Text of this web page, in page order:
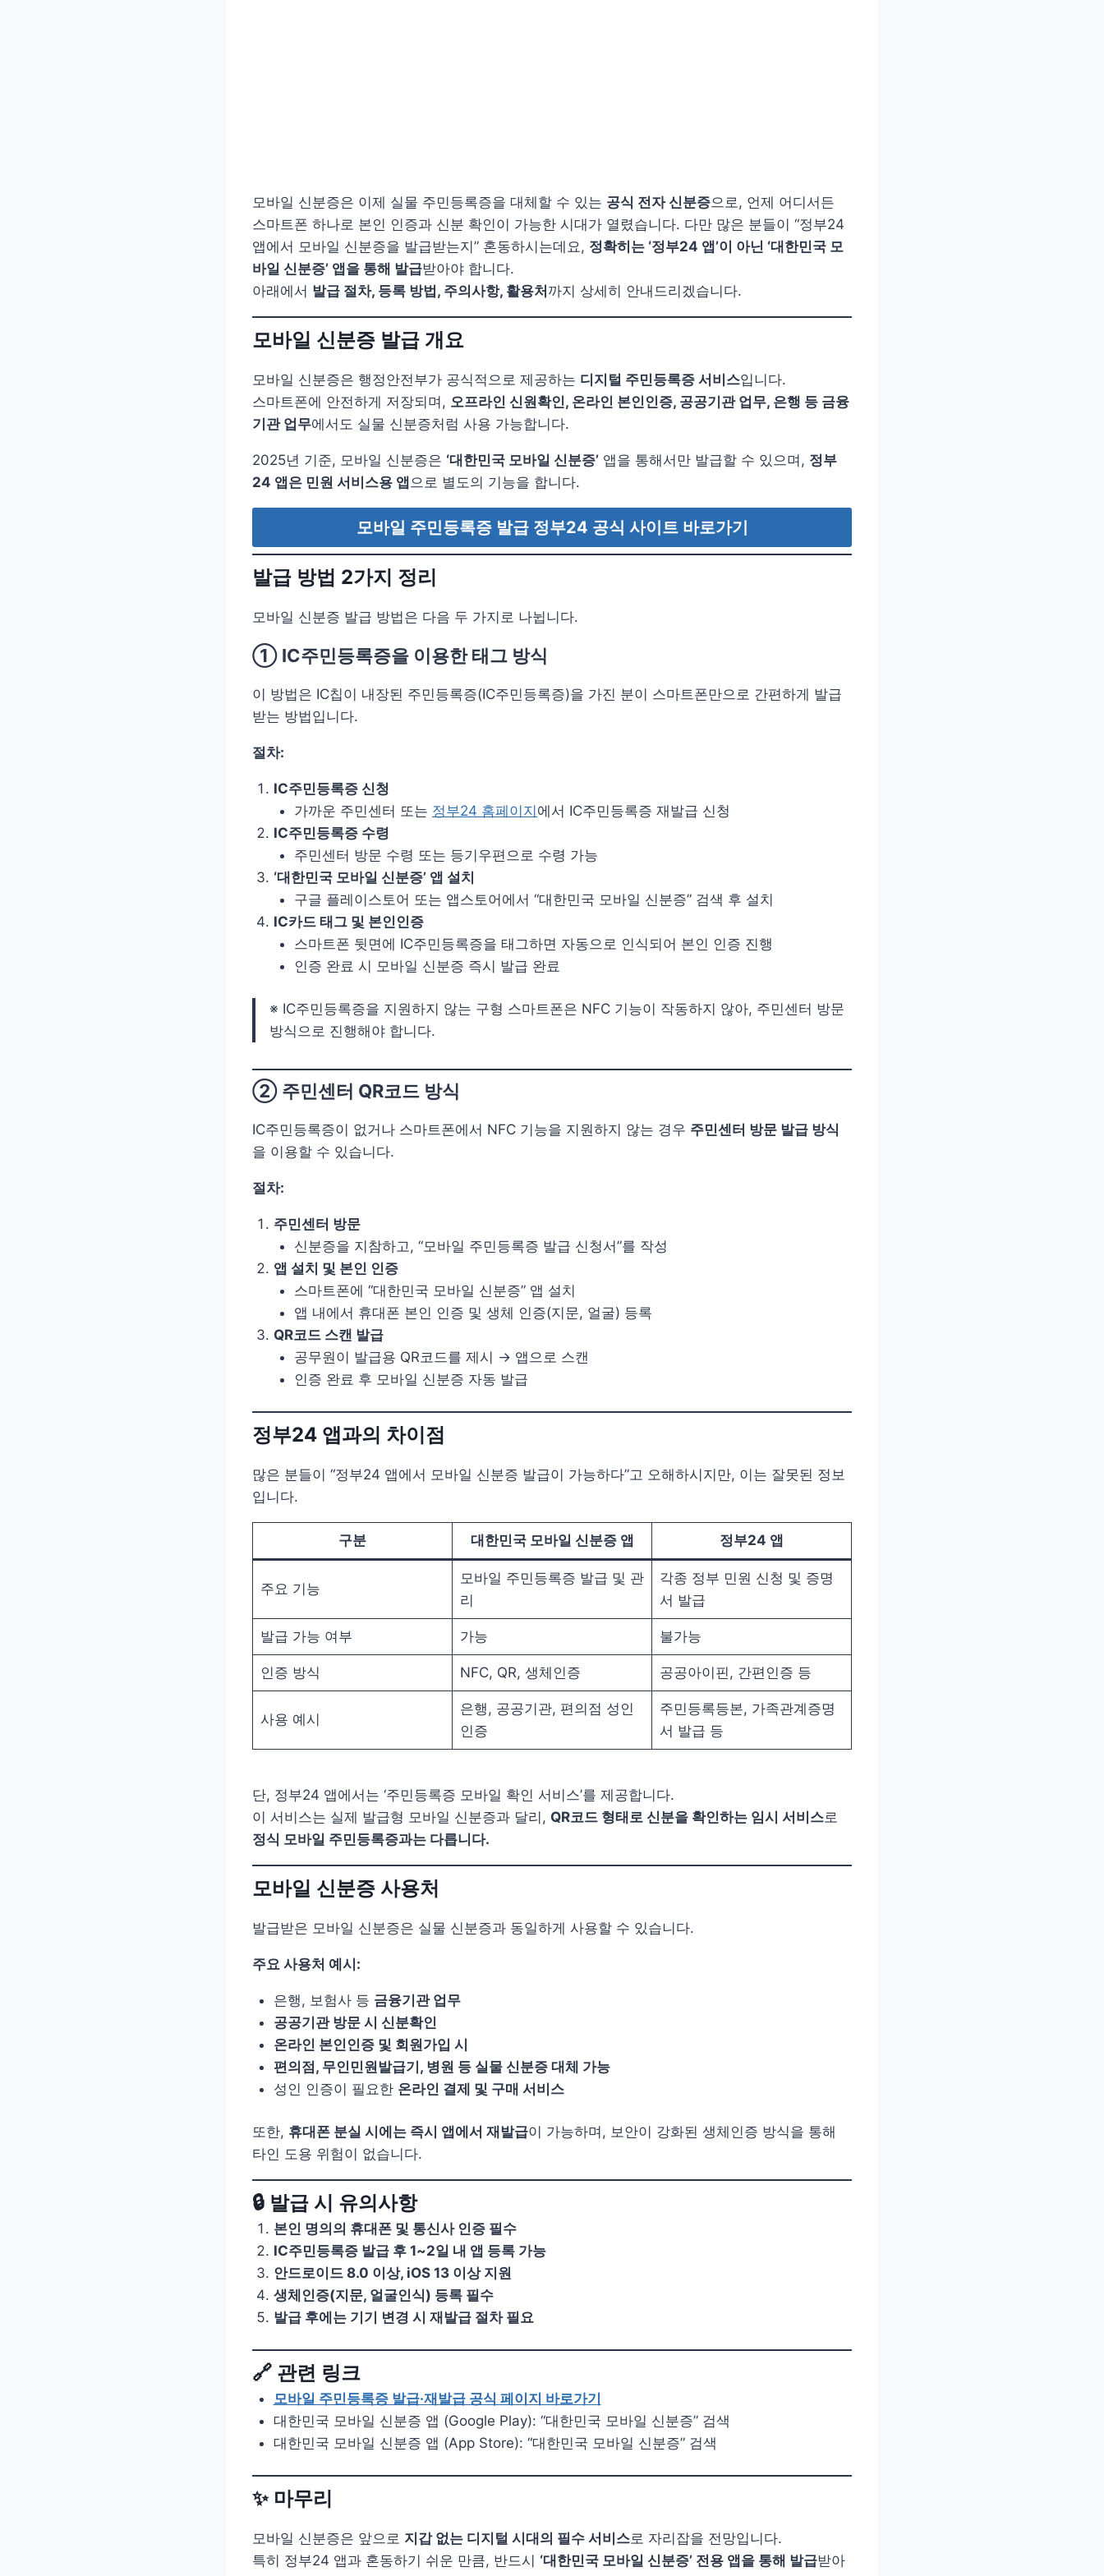
모바일 신분증은 이제 실물 주민등록증을 대체할 수 있는 공식 전자 신분증으로, 언제 어디서든
스마트폰 하나로 본인 인증과 신분 확인이 가능한 시대가 열렸습니다. 다만 많은 분들이 “정부24
앱에서 모바일 신분증을 발급받는지” 혼동하시는데요, 정확히는 ‘정부24 앱’이 아닌 ‘대한민국 모
바일 신분증’ 앱을 통해 발급받아야 합니다.
아래에서 발급 절차, 등록 방법, 주의사항, 활용처 까지 상세히 안내드리겠습니다.
모바일 신분증 발급 개요
모바일 신분증은 행정안전부가 공식적으로 제공하는 디지털 주민등록증 서비스입니다.
스마트폰에 안전하게 저장되며, 오프라인 신원확인, 온라인 본인인증, 공공기관 업무, 은행 등 금융
기관 업무에서도 실물 신분증처럼 사용 가능합니다.
2025년 기준, 모바일 신분증은 ‘대한민국 모바일 신분증’ 앱을 통해서만 발급할 수 있으며, 정부
24 앱은 민원 서비스용 앱으로 별도의 기능을 합니다.
모바일 주민등록증 발급 정부24 공식 사이트 바로가기
발급 방법 2가지 정리
모바일 신분증 발급 방법은 다음 두 가지로 나뉩니다.
① IC주민등록증을 이용한 태그 방식
이 방법은 IC칩이 내장된 주민등록증(IC주민등록증)을 가진 분이 스마트폰만으로 간편하게 발급
받는 방법입니다.
절차:
IC주민등록증 신청
가까운 주민센터 또는 정부24 홈페이지에서 IC주민등록증 재발급 신청
IC주민등록증 수령
주민센터 방문 수령 또는 등기우편으로 수령 가능
‘대한민국 모바일 신분증’ 앱 설치
구글 플레이스토어 또는 앱스토어에서 “대한민국 모바일 신분증” 검색 후 설치
IC카드 태그 및 본인인증
스마트폰 뒷면에 IC주민등록증을 태그하면 자동으로 인식되어 본인 인증 진행
인증 완료 시 모바일 신분증 즉시 발급 완료
※ IC주민등록증을 지원하지 않는 구형 스마트폰은 NFC 기능이 작동하지 않아, 주민센터 방문
방식으로 진행해야 합니다.
② 주민센터 QR코드 방식
IC주민등록증이 없거나 스마트폰에서 NFC 기능을 지원하지 않는 경우 주민센터 방문 발급 방식
을 이용할 수 있습니다.
절차:
주민센터 방문
신분증을 지참하고, “모바일 주민등록증 발급 신청서”를 작성
앱 설치 및 본인 인증
스마트폰에 “대한민국 모바일 신분증” 앱 설치
앱 내에서 휴대폰 본인 인증 및 생체 인증(지문, 얼굴) 등록
QR코드 스캔 발급
공무원이 발급용 QR코드를 제시 → 앱으로 스캔
인증 완료 후 모바일 신분증 자동 발급
정부24 앱과의 차이점
많은 분들이 “정부24 앱에서 모바일 신분증 발급이 가능하다”고 오해하시지만, 이는 잘못된 정보
입니다.
구분 대한민국 모바일 신분증 앱 정부24 앱
주요 기능
모바일 주민등록증 발급 및 관
리
각종 정부 민원 신청 및 증명
서 발급
발급 가능 여부 가능 불가능
인증 방식 NFC, QR, 생체인증 공공아이핀, 간편인증 등
사용 예시
은행, 공공기관, 편의점 성인
인증
주민등록등본, 가족관계증명
서 발급 등
단, 정부24 앱에서는 ‘주민등록증 모바일 확인 서비스’를 제공합니다.
이 서비스는 실제 발급형 모바일 신분증과 달리, QR코드 형태로 신분을 확인하는 임시 서비스로
정식 모바일 주민등록증과는 다릅니다.
모바일 신분증 사용처
발급받은 모바일 신분증은 실물 신분증과 동일하게 사용할 수 있습니다.
주요 사용처 예시:
은행, 보험사 등 금융기관 업무
공공기관 방문 시 신분확인
온라인 본인인증 및 회원가입 시
편의점, 무인민원발급기, 병원 등 실물 신분증 대체 가능
성인 인증이 필요한 온라인 결제 및 구매 서비스
또한, 휴대폰 분실 시에는 즉시 앱에서 재발급이 가능하며, 보안이 강화된 생체인증 방식을 통해
타인 도용 위험이 없습니다.
🔒 발급 시 유의사항
본인 명의의 휴대폰 및 통신사 인증 필수
IC주민등록증 발급 후 1~2일 내 앱 등록 가능
안드로이드 8.0 이상, iOS 13 이상 지원
생체인증(지문, 얼굴인식) 등록 필수
발급 후에는 기기 변경 시 재발급 절차 필요
🔗 관련 링크
모바일 주민등록증 발급·재발급 공식 페이지 바로가기
대한민국 모바일 신분증 앱 (Google Play): “대한민국 모바일 신분증” 검색
대한민국 모바일 신분증 앱 (App Store): “대한민국 모바일 신분증” 검색
✨ 마무리
모바일 신분증은 앞으로 지갑 없는 디지털 시대의 필수 서비스로 자리잡을 전망입니다.
특히 정부24 앱과 혼동하기 쉬운 만큼, 반드시 ‘대한민국 모바일 신분증’ 전용 앱을 통해 발급받아